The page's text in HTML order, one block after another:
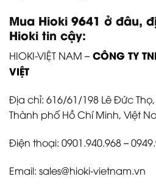
Mua Hioki 9641 ở đâu,
Hioki tin cậy:
HIOKI-VIỆT NAM – CÔNG TY
VIỆT
Địa chỉ: 616/61/198 Lê Đức
Thành phố Hồ Chí Minh, Việt
Điện thoại: 0901.940.968 –
Email: sales@hioki-vietnam.vn